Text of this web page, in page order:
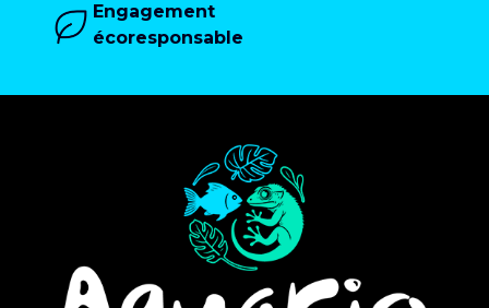
Engagement
écoresponsable